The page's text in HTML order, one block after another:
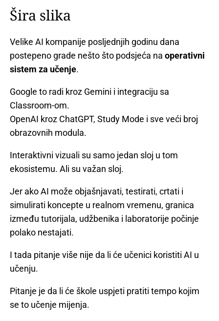
Šira slika
Velike AI kompanije posljednjih godinu dana
postepeno grade nešto što podsjeća na operativni
sistem za učenje.
Google to radi kroz Gemini i integraciju sa
Classroom-om.
OpenAI kroz ChatGPT, Study Mode i sve veći broj
obrazovnih modula.
Interaktivni vizuali su samo jedan sloj u tom
ekosistemu. Ali su važan sloj.
Jer ako AI može objašnjavati, testirati, crtati i
simulirati koncepte u realnom vremenu, granica
između tutorijala, udžbenika i laboratorije počinje
polako nestajati.
I tada pitanje više nije da li će učenici koristiti AI u
učenju.
Pitanje je da li će škole uspjeti pratiti tempo kojim
se to učenje mijenja.